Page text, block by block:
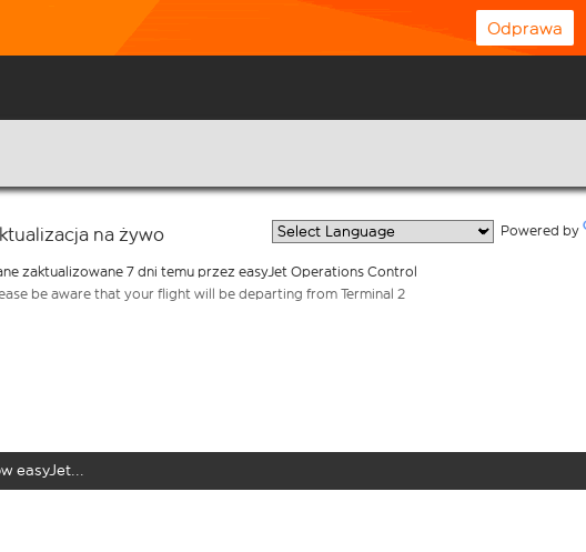
Odprawa
na żywo Powered by
zaktualizowane 7 dni temu przez easyJet Operations Control
be aware that your flight will be departing from Terminal 2
easyJet...